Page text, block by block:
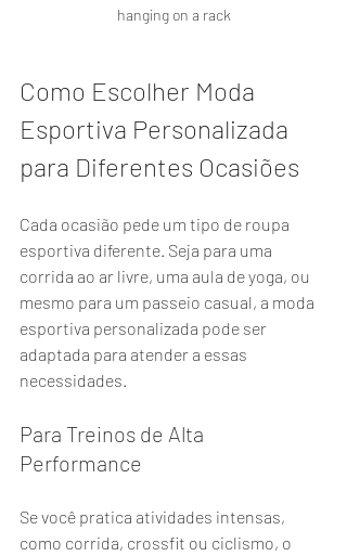
hanging on a rack
Como Escolher Moda
Esportiva Personalizada
para Diferentes Ocasiões
Cada ocasião pede um tipo de roupa
esportiva diferente. Seja para uma
corrida ao ar livre, uma aula de yoga, ou
mesmo para um passeio casual, a moda
esportiva personalizada pode ser
adaptada para atender a essas
necessidades.
Para Treinos de Alta
Performance
Se você pratica atividades intensas,
como corrida, crossfit ou ciclismo, o